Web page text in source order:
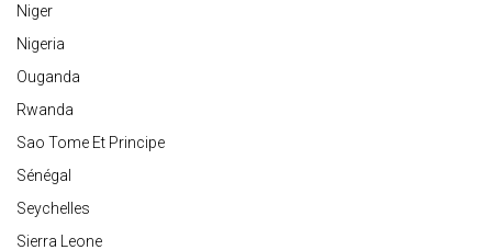
Niger
Nigeria
Ouganda
Rwanda
Sao Tome Et Principe
Sénégal
Seychelles
Sierra Leone